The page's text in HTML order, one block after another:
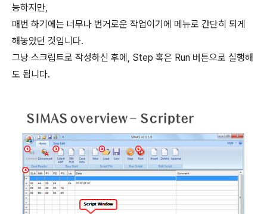
능하지만,
매번 하기에는 너무나 번거로운 작업이기에 메뉴로 간단히 되게
해놓았던 것입니다.
그냥 스크립트로 작성하신 후에, Step 혹은 Run 버튼으로 실행해
도 됩니다.